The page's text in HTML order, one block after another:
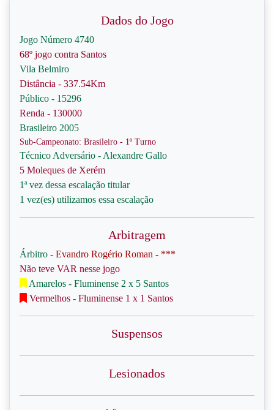
Dados do Jogo
Jogo Número 4740
68º jogo contra Santos
Vila Belmiro
Distância - 337.54Km
Público - 15296
Renda - 130000
Brasileiro 2005
Sub-Campeonato: Brasileiro - 1º Turno
Técnico Adversário - Alexandre Gallo
5 Moleques de Xerém
1ª vez dessa escalação titular
1 vez(es) utilizamos essa escalação
Arbitragem
Árbitro - Evandro Rogério Roman - ***
Não teve VAR nesse jogo
Amarelos - Fluminense 2 x 5 Santos
Vermelhos - Fluminense 1 x 1 Santos
Suspensos
Lesionados